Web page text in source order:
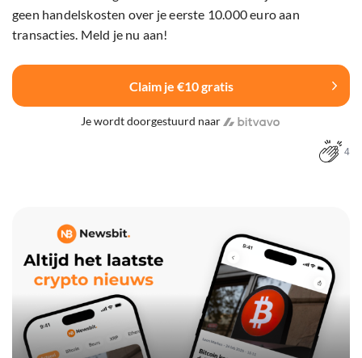
geen handelskosten over je eerste 10.000 euro aan
transacties. Meld je nu aan!
Claim je €10 gratis
Je wordt doorgestuurd naar
4